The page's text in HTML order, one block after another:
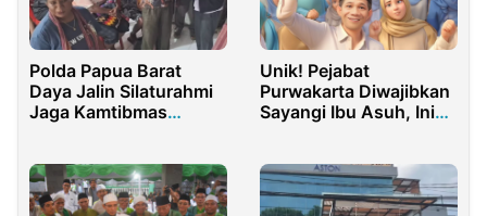
Polda Papua Barat
Daya Jalin Silaturahmi
Jaga Kamtibmas
Unik! Pejabat
Purwakarta Diwajibkan
Sayangi Ibu Asuh, Ini